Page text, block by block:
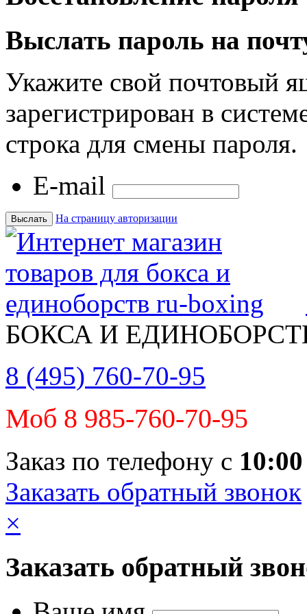
Выслать пароль на
Укажите свой почтовый
зарегистрирован в
строка для смены пароля.
E-mail
На страницу авторизации
БОКСА И
8 (495) 760-70-95
Моб 8 985-760-70-95
Заказ по телефону с 10:00
Заказать обратный звонок
×
Заказать обратный